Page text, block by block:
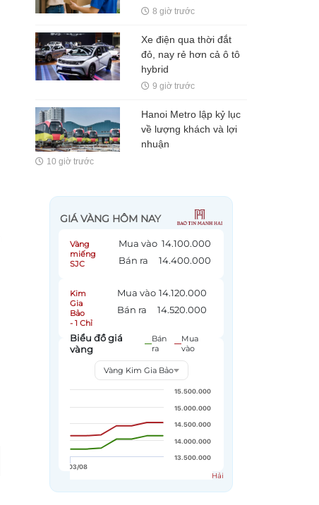
8 giờ trước
Xe điện qua thời đắt
đỏ, nay rẻ hơn cả ô tô
hybrid
9 giờ trước
Hanoi Metro lập kỷ lục
về lượng khách và lợi
nhuận
10 giờ trước